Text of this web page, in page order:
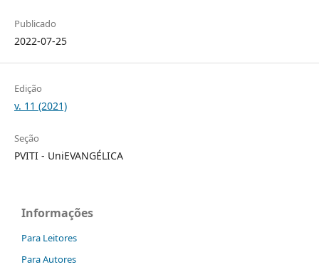
Publicado
2022-07-25
Edição
v. 11 (2021)
Seção
PVITI - UniEVANGÉLICA
Informações
Para Leitores
Para Autores